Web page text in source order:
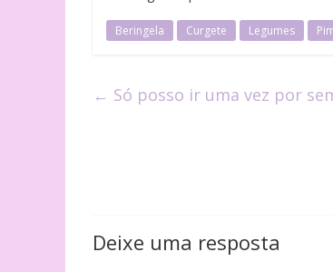
Beringela Curgete Legumes
← Só posso ir uma vez por
Deixe uma resposta